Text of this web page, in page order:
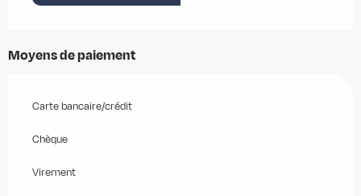
Moyens de paiement
Carte bancaire/crédit
Chèque
Virement